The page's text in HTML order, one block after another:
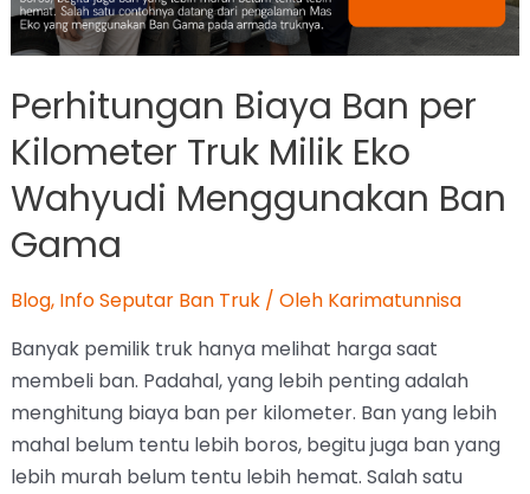
Perhitungan Biaya Ban per
Kilometer Truk Milik Eko
Wahyudi Menggunakan Ban
Gama
Blog, Info Seputar Ban Truk/ Oleh Karimatunnisa
Banyak pemilik truk hanya melihat harga saat
membeli ban. Padahal, yang lebih penting adalah
menghitung biaya ban per kilometer. Ban yang lebih
mahal belum tentu lebih boros, begitu juga ban yang
lebih murah belum tentu lebih hemat. Salah satu